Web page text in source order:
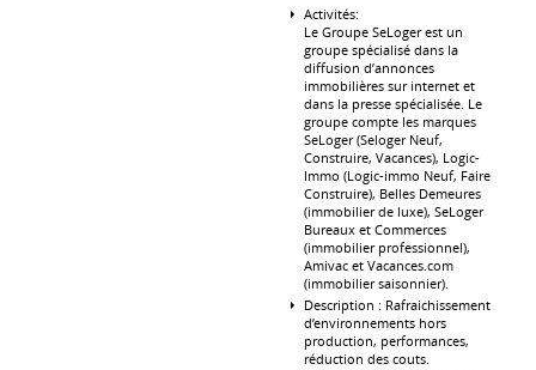
Activités:
Le Groupe SeLoger est un
groupe spécialisé dans la
diffusion d’annonces
immobilières sur internet et
dans la presse spécialisée. Le
groupe compte les marques
SeLoger (Seloger Neuf,
Construire, Vacances), Logic-
Immo (Logic-immo Neuf, Faire
Construire), Belles Demeures
(immobilier de luxe), SeLoger
Bureaux et Commerces
(immobilier professionnel),
Amivac et Vacances.com
(immobilier saisonnier).
Description : Rafraichissement
d’environnements hors
production, performances,
réduction des couts.